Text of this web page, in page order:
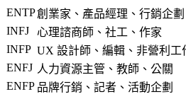
ENTP創業家、產品經理、行銷企劃
INFJ
心理諮商師、社工、作家
INFP UX 設計師、編輯、非營利工
ENFJ 人力資源主管、教師、公關
ENFP 品牌行銷、記者、活動企劃